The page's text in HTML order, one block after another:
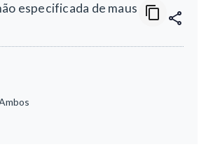
especificada de maus